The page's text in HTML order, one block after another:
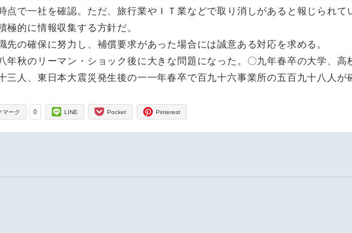
点で一社を確認。ただ、旅行業やＩＴ業などで取り消しがあると報じられて
的に情報収集する方針だ。
の確保に努力し、補償要求があった場合には誠意ある対応を求める。
秋のリーマン・ショック後に大きな問題になった。〇九年春卒の大学、高
三人、東日本大震災発生後の一一年春卒で百九十六事業所の五百九十八人が
0
マーク LINE Pocket Pinterest